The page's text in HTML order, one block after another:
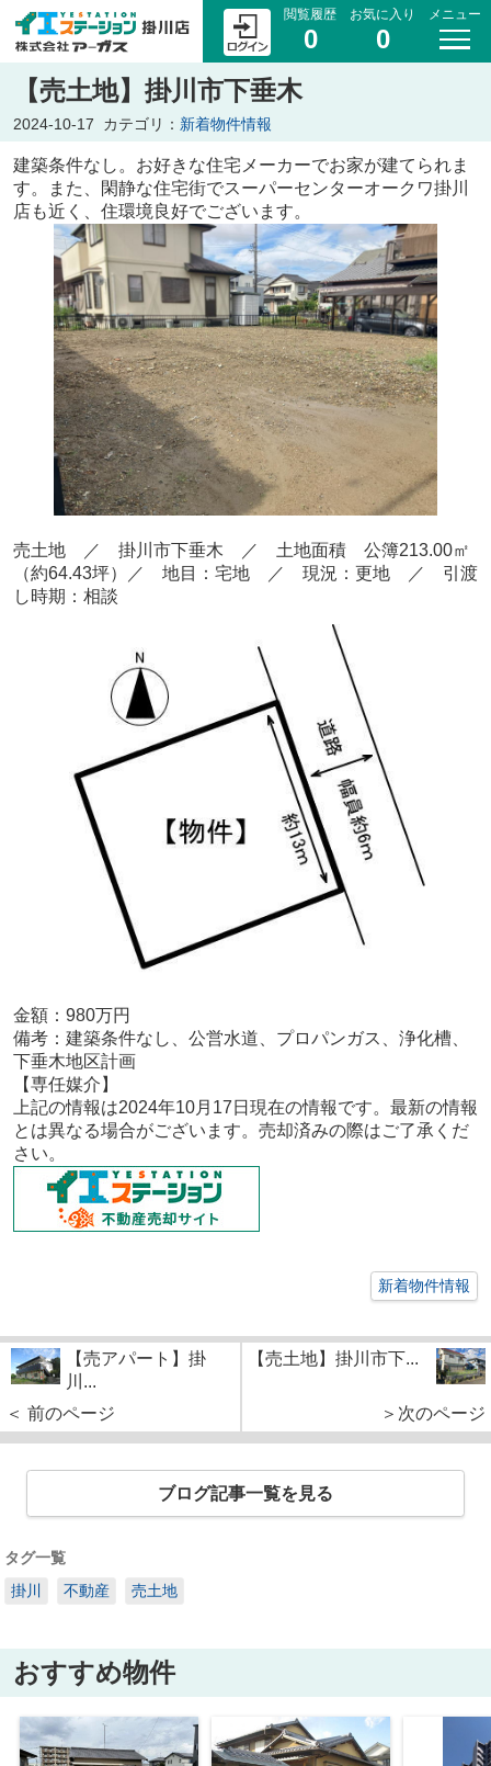
閲覧履歴
0
お気に入り
0
メニュー
【売土地】掛川市下垂木
2024-10-17 カテゴリ： 新着物件情報
建築条件なし。お好きな住宅メーカーでお家が建てられま
す。また、閑静な住宅街でスーパーセンターオークワ掛川
店も近く、住環境良好でございます。
売土地 ／ 掛川市下垂木 ／ 土地面積 公簿213.00㎡
（約64.43坪）
／ 地目：宅地／ 現況：更地 ／ 引渡
し時期：相談
金額：980万円
備考： 建築条件なし、公営水道、プロパンガス、浄化槽、
下垂木地区計画
【専任媒介 】
上記の情報は2024年10月17 日現在の情報です。最新の情報
とは異なる場合がございます。売却済みの際はご了承くだ
さい。
新着物件情報
【売アパート】掛
川...
＜ 前のページ
【売土地】掛川市下...
＞次のページ
ブログ記事一覧を見る
タグ一覧
掛川
不動産 売土地
おすすめ物件